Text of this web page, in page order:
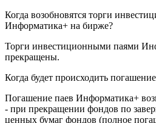
Когда возобновятся торги
Информатика+ на бирже?
Торги инвестиционными паями
прекращены.
Когда будет происходить
Погашение паев Информатика+
- при прекращении фондов по
ценных бумаг фондов (полное